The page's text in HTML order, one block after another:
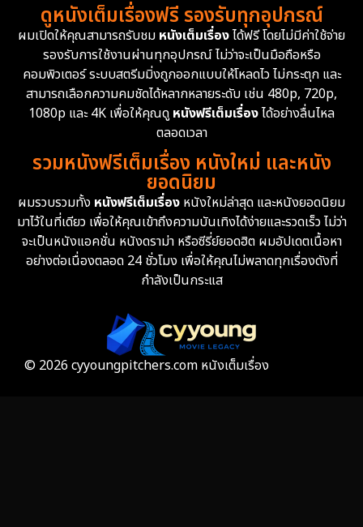
Dystopian 16
Emotional 61
Epic มหากาพย์ 216
Family ครอบครัว 360
Fantasy จินตนาการ 327
Fiction 9
ดูหนังเต็มเรื่องฟรี รองรับทุกอุปกรณ์
ผมเปิดให้คุณสามารถรับชม หนังเต็มเรื่องได้ฟรี โดยไม่มีค่าใช้จ่าย
รองรับการใช้งานผ่านทุกอุปกรณ์ ไม่ว่าจะเป็นมือถือหรือ
คอมพิวเตอร์ ระบบสตรีมมิ่งถูกออกแบบให้โหลดไว ไม่กระตุก และ
สามารถเลือกความคมชัดได้หลากหลายระดับ เช่น 480p, 720p,
1080p และ 4K เพื่อให้คุณดู หนังฟรีเต็มเรื่องได้อย่างลื่นไหล
ตลอดเวลา
รวมหนังฟรีเต็มเรื่อง หนังใหม่ และหนัง
ยอดนิยม
ผมรวบรวมทั้ง หนังฟรีเต็มเรื่อง หนังใหม่ล่าสุด และหนังยอดนิยม
มาไว้ในที่เดียว เพื่อให้คุณเข้าถึงความบันเทิงได้ง่ายและรวดเร็ว ไม่ว่า
จะเป็นหนังแอคชั่น หนังดราม่า หรือซีรี่ย์ยอดฮิต ผมอัปเดตเนื้อหา
อย่างต่อเนื่องตลอด 24 ชั่วโมง เพื่อให้คุณไม่พลาดทุกเรื่องดังที่
กำลังเป็นกระแส
© 2026 cyyoungpitchers.com หนังเต็มเรื่อง